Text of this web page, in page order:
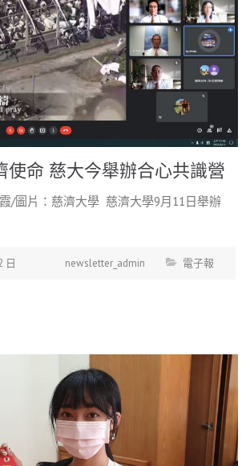
使命 慈大今舉辦合心共識營
/圖片：慈濟大學 慈濟大學9月11日舉辦
日 newsletter_admin 電子報